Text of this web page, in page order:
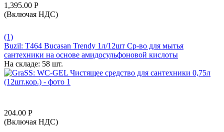
1,395.00 Р
(Включая НДС)
(1)
Buzil: T464 Bucasan Trendy 1л/12шт Ср-во для мытья
сантехники на основе амидосульфоновой кислоты
На складе: 58 шт.
204.00 Р
(Включая НДС)